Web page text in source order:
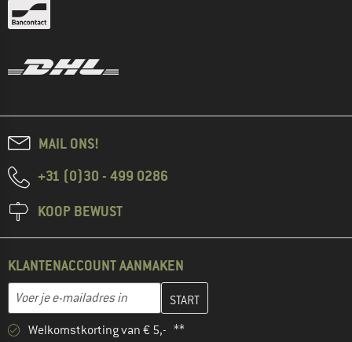
MAIL ONS!
+31 (0)30 - 499 0286
KOOP BEWUST
KLANTENACCOUNT AANMAKEN
E-mailadres
Vul je e-mailadres hier in en maak in de volgende stap je
Welkomstkorting van € 5,- **